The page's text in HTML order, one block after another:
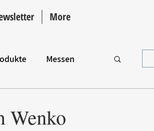
More
Messen
Wenko